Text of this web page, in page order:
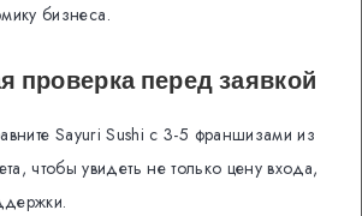
бизнеса.
проверка перед заявкой
Sayuri Sushi с 3-5 франшизами из
чтобы увидеть не только цену входа,